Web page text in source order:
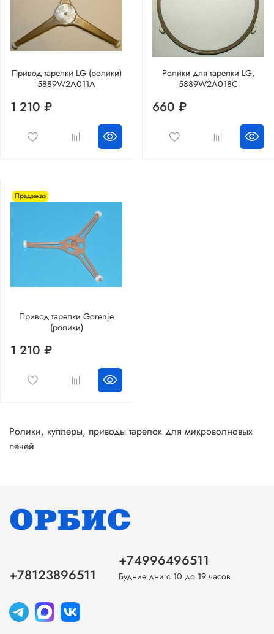
Привод тарелки LG (ролики)
5889W2A011A
1 210 ₽
Ролики для тарелки LG,
5889W2A018C
660 ₽
Предзаказ
Привод тарелки Gorenje
(ролики)
1 210 ₽
Ролики, куплеры, приводы тарелок для микроволновых
печей
+78123896511
+74996496511
Будние дни с 10 до 19 часов